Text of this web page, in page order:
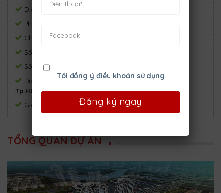
Diện tích:
5.220 m2
Phòng tắm:
Chủ đầu tư:
Căn hộ Nam Phúc – Le Jardin
Số tầng:
Số căn:
Địa chỉ:
Đường 17, phường Tân Phú, quận 7,
Tp.HCM
Giá:
Chỉ từ 3.63 tỷ
TỔNG QUAN DỰ ÁN
Tôi đồng ý điều khoản sử dụng